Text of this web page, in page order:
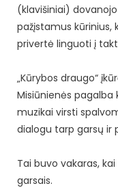
(klavišiniai)
pažįstamus kūrinius,
privertė linguoti į
„Kūrybos draugo“
Misiūnienės pagalba
muzikai virsti
dialogu tarp garsų ir
Tai buvo vakaras,
garsais.